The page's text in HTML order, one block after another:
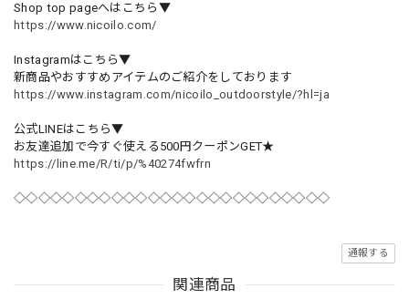
Shop top pageへはこちら▼
https://www.nicoilo.com/
Instagramはこちら▼
新商品やおすすめアイテムのご紹介をしております
https://www.instagram.com/nicoilo_outdoorstyle/?hl=ja
公式LINEはこちら▼
お友達追加で今すぐ使える500円クーポンGET★
https://line.me/R/ti/p/%40274fwfrn
◇◇◇◇◇◇◇◇◇◇◇◇◇◇◇◇◇◇◇◇◇◇◇◇◇◇
通報する
関連商品